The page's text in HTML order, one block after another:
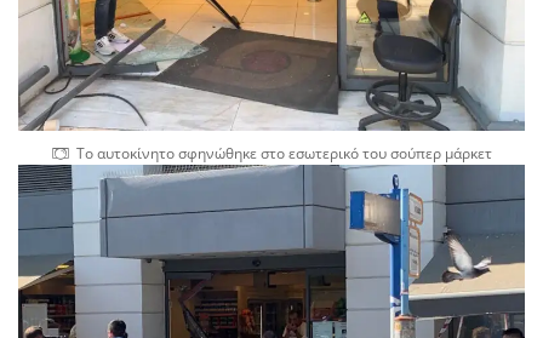
Το αυτοκίνητο σφηνώθηκε στο εσωτερικό του σούπερ μάρκετ